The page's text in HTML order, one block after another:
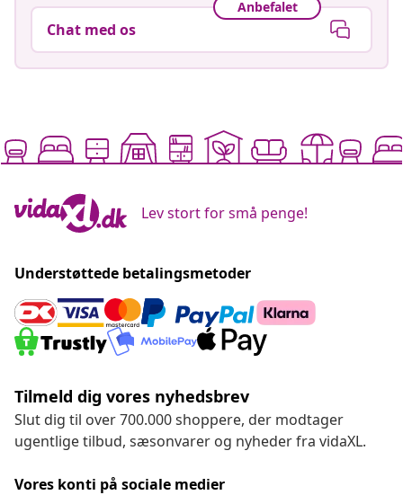
Anbefalet
Chat med os
Lev stort for små penge!
Understøttede betalingsmetoder
Tilmeld dig vores nyhedsbrev
Slut dig til over 700.000 shoppere, der modtager
ugentlige tilbud, sæsonvarer og nyheder fra vidaXL.
Vores konti på sociale medier